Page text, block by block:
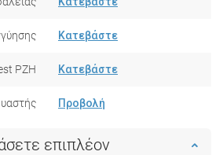
Κατεβάστε
PZH Κατεβάστε
Προβολή
επιπλέον